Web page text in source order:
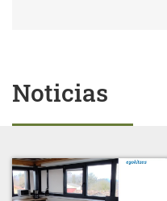
Noticias